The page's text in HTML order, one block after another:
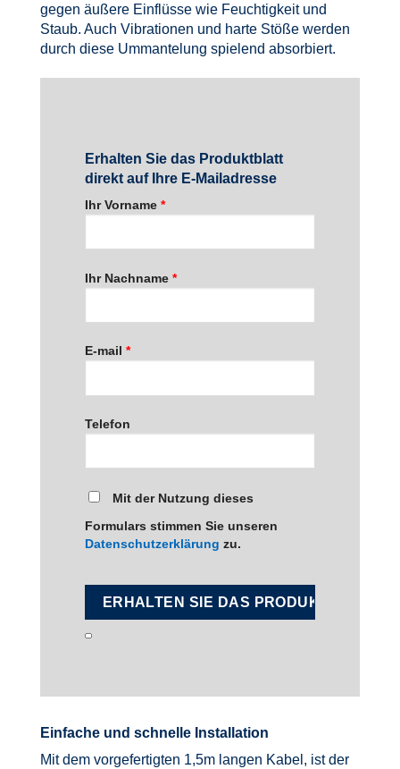
gegen äußere Einflüsse wie Feuchtigkeit und
Staub. Auch Vibrationen und harte Stöße werden
durch diese Ummantelung spielend absorbiert.
Erhalten Sie das Produktblatt
direkt auf Ihre E-Mailadresse
Ihr Vorname *
Ihr Nachname *
E-mail *
Telefon
Mit der Nutzung dieses
Formulars stimmen Sie unseren
Datenschutzerklärung zu.
Einfache und schnelle Installation
Mit dem vorgefertigten 1,5m langen Kabel, ist der